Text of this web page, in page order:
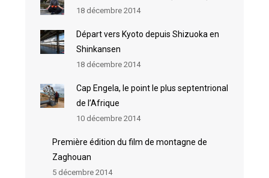
18 décembre 2014
Départ vers Kyoto depuis Shizuoka en
Shinkansen
18 décembre 2014
Cap Engela, le point le plus septentrional
de l’Afrique
10 décembre 2014
Première édition du film de montagne de
Zaghouan
5 décembre 2014